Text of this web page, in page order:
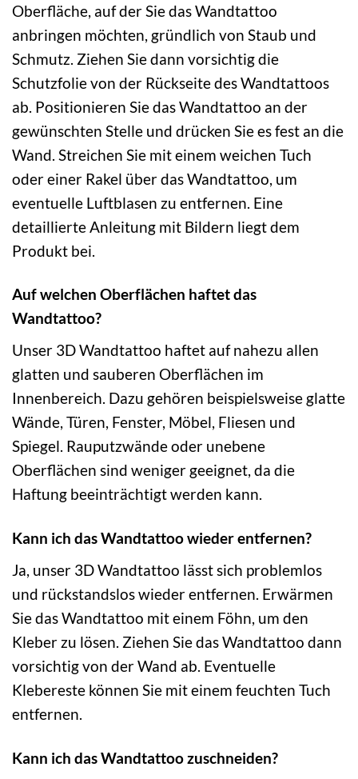
Oberfläche, auf der Sie das Wandtattoo
anbringen möchten, gründlich von Staub und
Schmutz. Ziehen Sie dann vorsichtig die
Schutzfolie von der Rückseite des Wandtattoos
ab. Positionieren Sie das Wandtattoo an der
gewünschten Stelle und drücken Sie es fest an die
Wand. Streichen Sie mit einem weichen Tuch
oder einer Rakel über das Wandtattoo, um
eventuelle Luftblasen zu entfernen. Eine
detaillierte Anleitung mit Bildern liegt dem
Produkt bei.
Auf welchen Oberflächen haftet das
Wandtattoo?
Unser 3D Wandtattoo haftet auf nahezu allen
glatten und sauberen Oberflächen im
Innenbereich. Dazu gehören beispielsweise glatte
Wände, Türen, Fenster, Möbel, Fliesen und
Spiegel. Rauputzwände oder unebene
Oberflächen sind weniger geeignet, da die
Haftung beeinträchtigt werden kann.
Kann ich das Wandtattoo wieder entfernen?
Ja, unser 3D Wandtattoo lässt sich problemlos
und rückstandslos wieder entfernen. Erwärmen
Sie das Wandtattoo mit einem Föhn, um den
Kleber zu lösen. Ziehen Sie das Wandtattoo dann
vorsichtig von der Wand ab. Eventuelle
Klebereste können Sie mit einem feuchten Tuch
entfernen.
Kann ich das Wandtattoo zuschneiden?